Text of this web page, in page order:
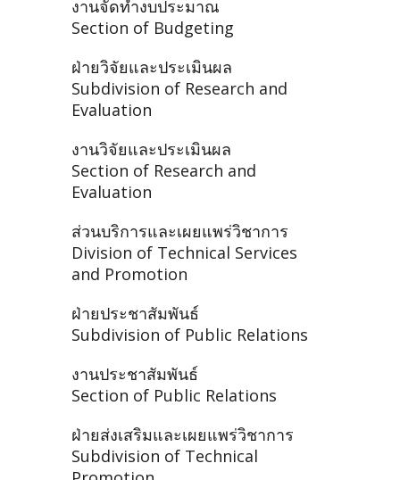
งานจัดทำงบประมาณ
Section of Budgeting
ฝ่ายวิจัยและประเมินผล
Subdivision of Research and
Evaluation
งานวิจัยและประเมินผล
Section of Research and
Evaluation
ส่วนบริการและเผยแพร่วิชาการ
Division of Technical Services
and Promotion
ฝ่ายประชาสัมพันธ์
Subdivision of Public Relations
งานประชาสัมพันธ์
Section of Public Relations
ฝ่ายส่งเสริมและเผยแพร่วิชาการ
Subdivision of Technical